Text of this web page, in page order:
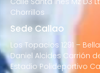
Chorrillos
Sede Callao
Los Topacios 1291 –
Daniel Alcides Carrión
Estadio Polideportivo